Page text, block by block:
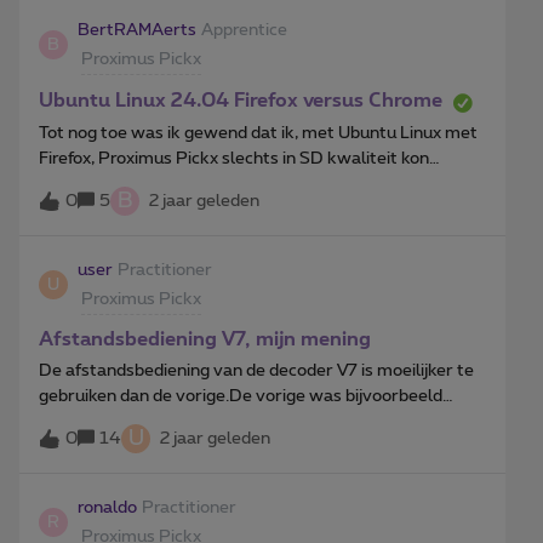
gekozen zender te horen?
B
BertRAMAerts Apprentice
Proximus Pickx
Ubuntu Linux 24.04 Firefox versus Chrome
Tot nog toe was ik gewend dat ik, met Ubuntu Linux met
Firefox, Proximus Pickx slechts in SD kwaliteit kon
bekijken. HD via High-bandwidth Digital Content
Protection (HDCP) wordt blijkbaar door mijn nVIDIA GPU
met de huidige Ubuntu Noble 24.04 en Firefox werkt nu
totaal niet meer. Ik krijgt enkel “We hebben vastgesteld
standaard voor inhoudsbescherming”. Terwijl Google
Chrome op linux wel toelaat om Proximus Pickx te
bekijken, maar vermoedelijk ook slechts in SD kwaliteit.
alsnog Pickx te kunnen kijken?
0 5 B 2 jaar geleden
U
user Practitioner
Proximus Pickx
Afstandsbediening V7, mijn mening
De afstandsbediening van de decoder V7 is moeilijker te
gebruiken dan de vorige.De vorige was bijvoorbeeld
handiger om voor- of achteruit te spoelen omdat je 4
standen voor de snelheid had, de nieuwe heeft maar 1
voorbij de plaats waar je wenst verder te kijken, zowel
vooruit als achteruit.De pijltjestoetsen waren plat, nu
0 14 U 2 jaar geleden
R
ronaldo Practitioner
Proximus Pickx